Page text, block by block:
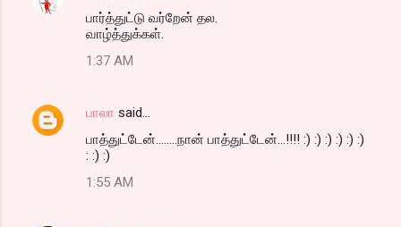
பார்த்துட்டு வர்றேன் தல.
வாழ்த்துக்கள்.
1:37 AM
பாலா said…
பாத்துட்டேன்........நான் பாத்துட்டேன்...!!!! :) :) :) :) :) :)
: :) :)
1:55 AM